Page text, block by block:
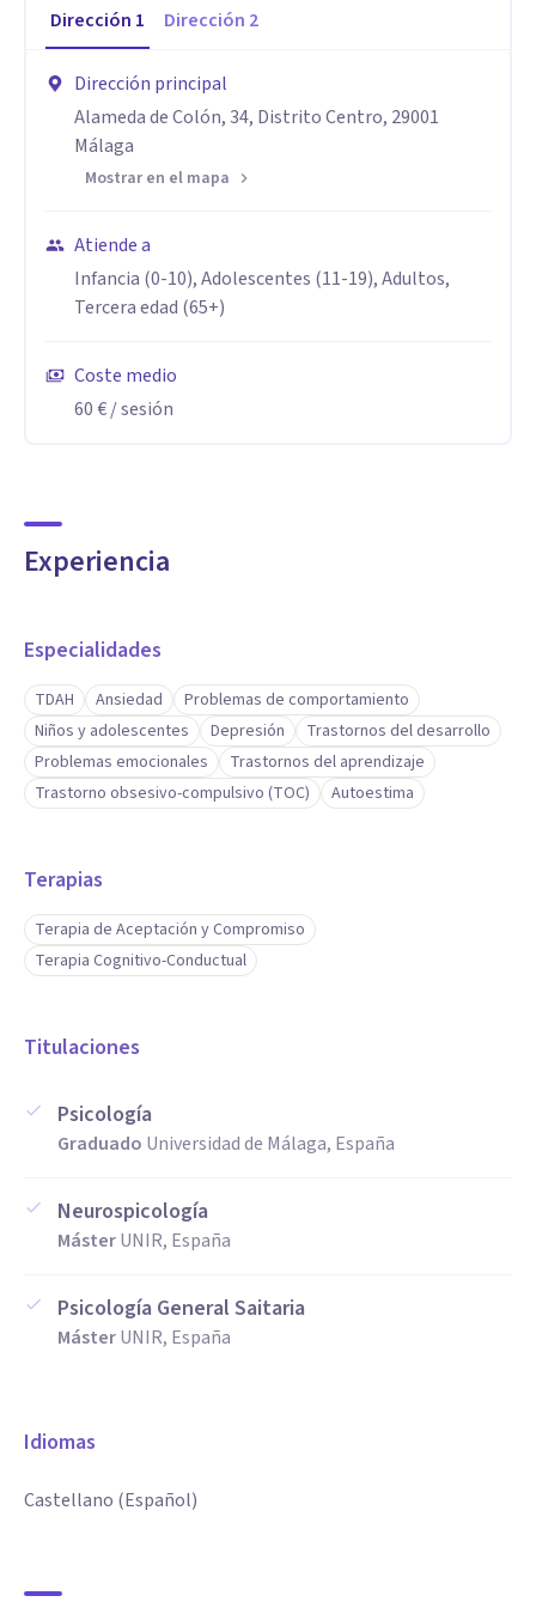
No dudes en contactar conmigo y estudiaré tu caso para
ofrecerte la mejor ayuda con terapias completamente
personalizadas a tus necesidades.
son reembolsables)
Aptitudes
memoria y problemas de conducta desde el campo de la
neuropsicología.
de ánimo, habilidades sociales y autoestima desde el campo
de la psicología.
Experiencia en psicología infantil en problemas de fracaso
Experiencia en rehabilitación en neuropsicología infantil.
Dirección 1 Dirección 2
Dirección principal
Alameda de Colón, 34, Distrito Centro, 29001
Málaga
Mostrar en el mapa
Atiende a
Infancia (0-10), Adolescentes (11-19), Adultos,
Tercera edad (65+)
Coste medio
60 €/ sesión
Experiencia
Especialidades
TDAH Ansiedad
Problemas de comportamiento
Niños y adolescentes
Depresión
Trastornos del desarrollo
Problemas emocionales
Trastornos del aprendizaje
Trastorno obsesivo-compulsivo (TOC)
Autoestima
Terapias
Terapia de Aceptación y Compromiso
Terapia Cognitivo-Conductual
Titulaciones
Psicología
Graduado Universidad de Málaga, España
Neurospicología
MásterUNIR, España
Psicología General Saitaria
MásterUNIR, España
Idiomas
Castellano (Español)